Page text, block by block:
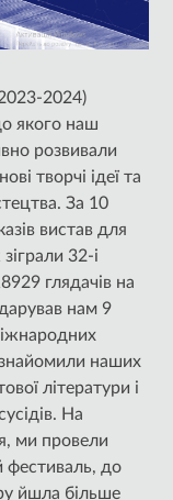
2024)
якого наш
розвивали
творчі ідеї та
За 10
вистав для
32-і
глядачів на
нам 9
наших
літератури і
На
ми провели
фестиваль, до
йшла більше